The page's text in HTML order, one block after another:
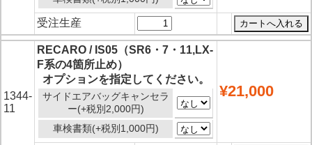
受注生産
1344-
11
RECARO / IS05（SR6・7・11,LX-
F系の4箇所止め）
オプションを指定してください。
サイドエアバッグキャンセラ
ー(+税別2,000円)
車検書類(+税別1,000円)
¥21,000